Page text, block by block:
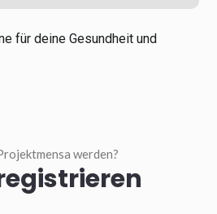
für deine Gesundheit und
werden?